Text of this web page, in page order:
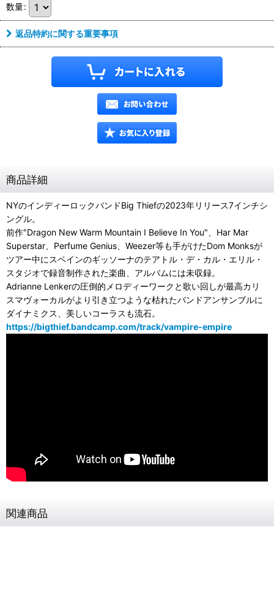
数量:
返品特約に関する重要事項
商品詳細
NYのインディーロックバンドBig Thiefの2023年リリース7インチシ
ングル。
前作"Dragon New Warm Mountain I Believe In You"、Har Mar
Superstar、Perfume Genius、Weezer等も手がけたDom Monksが
ツアー中にスペインのギッソーナのテアトル・デ・カル・エリル・
スタジオで録音制作された楽曲、アルバムには未収録。
Adrianne Lenkerの圧倒的メロディーワークと歌い回しが最高カリ
スマヴォーカルがより引き立つような枯れたバンドアンサンブルに
ダイナミクス、美しいコーラスも流石。
https://bigthief.bandcamp.com/track/vampire-empire
関連商品